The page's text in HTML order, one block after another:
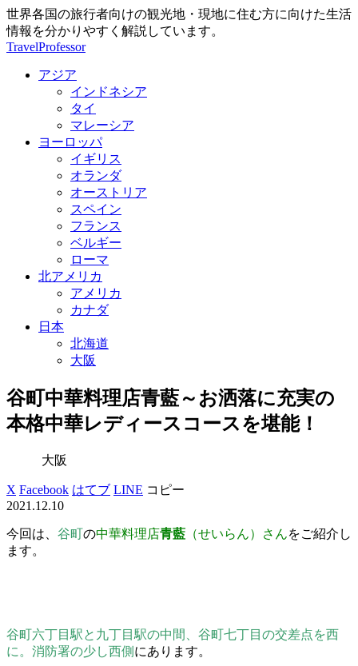
世界各国の旅行者向けの観光地・現地に住む方に向けた生活
情報を分かりやすく解説しています。
TravelProfessor
アジア
インドネシア
タイ
マレーシア
ヨーロッパ
イギリス
オランダ
オーストリア
スペイン
フランス
ベルギー
ローマ
北アメリカ
アメリカ
カナダ
日本
北海道
大阪
谷町中華料理店青藍～お洒落に充実の
本格中華レディースコースを堪能！
大阪
X Facebook はてブ LINE コピー
2021.12.10
今回は、 谷町の中華料理店青藍 （せいらん）さんをご紹介し
ます。
谷町六丁目駅と九丁目駅の中間、谷町七丁目の交差点を西
に。消防署の少し西側 にあります。